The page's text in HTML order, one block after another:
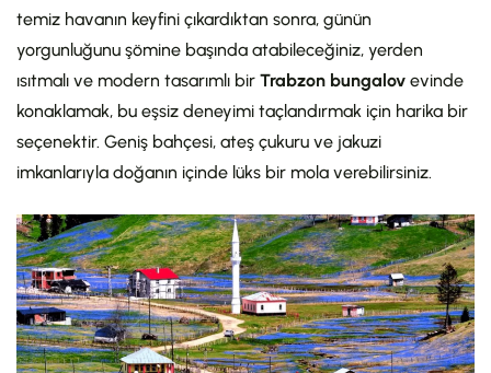
temiz havanın keyfini çıkardıktan sonra, günün
yorgunluğunu şömine başında atabileceğiniz, yerden
ısıtmalı ve modern tasarımlı bir Trabzon bungalov evinde
konaklamak, bu eşsiz deneyimi taçlandırmak için harika bir
seçenektir. Geniş bahçesi, ateş çukuru ve jakuzi
imkanlarıyla doğanın içinde lüks bir mola verebilirsiniz.